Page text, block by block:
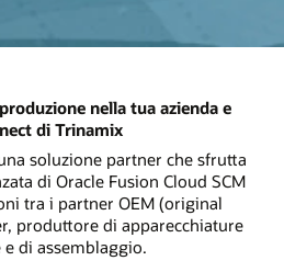
nella tua azienda e
di Trinamix
soluzione partner che sfrutta
di Oracle Fusion Cloud SCM
tra i partner OEM (original
produttore di apparecchiature
di assemblaggio.